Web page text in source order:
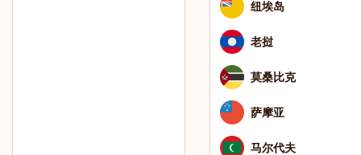
纽埃岛
老挝
莫桑比克
萨摩亚
马尔代夫